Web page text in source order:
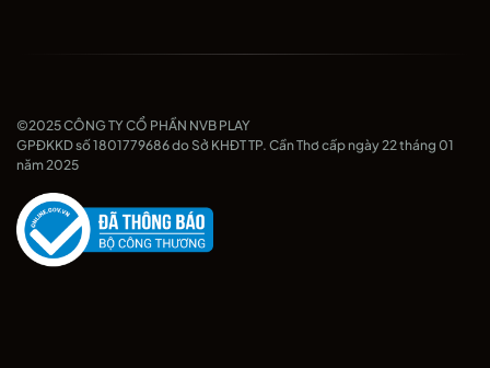
©2025 CÔNG TY CỔ PHẦN NVB PLAY
GPĐKKD số 1801779686 do Sở KHĐT TP. Cần Thơ cấp ngày 22 tháng 01
năm 2025